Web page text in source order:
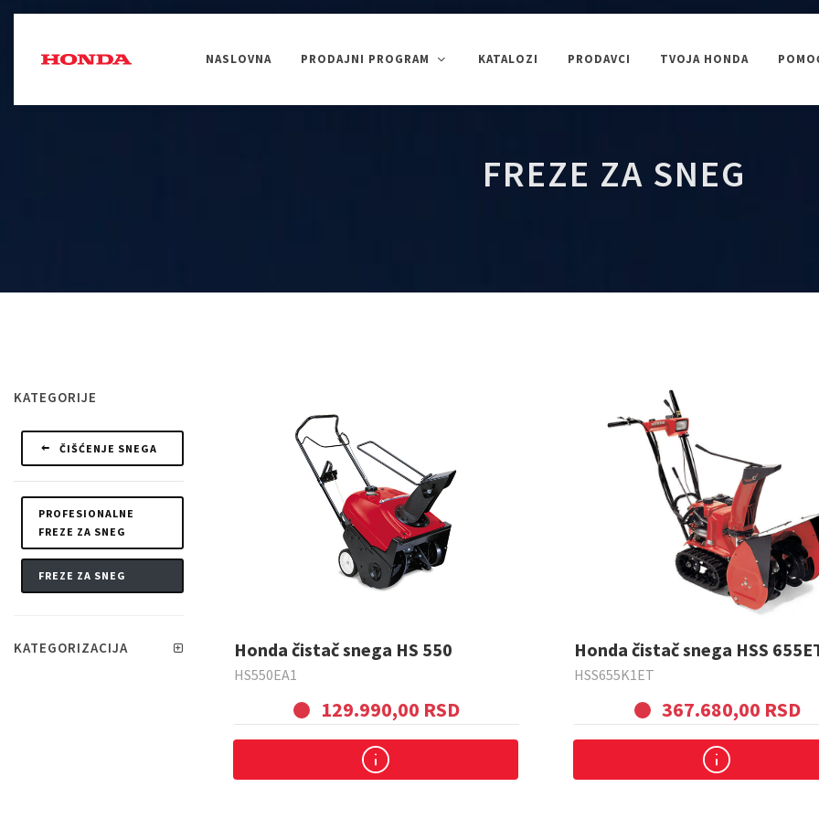
NASLOVNA PRODAJNI PROGRAM
Uređenje okoline
Motorni trimeri Makaze za živu ograd
KATALOZI PRODAVCI TVOJA HONDA
FREZE ZA SNEG
KATEGORIJE
ČIŠĆENJE SNEGA
PROFESIONALNE
FREZE ZA SNEG
FREZE ZA SNEG
KATEGORIZACIJA Honda čistač snega HS 550
HS550EA1
129.990,00 RSD
Honda čistač snega HSS
HSS655K1ET
367.680,00 RSD